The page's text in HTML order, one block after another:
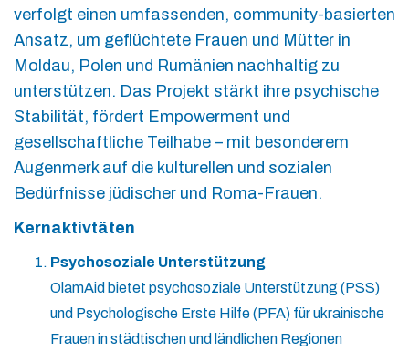
verfolgt einen umfassenden, community-basierten
Ansatz, um geflüchtete Frauen und Mütter in
Moldau, Polen und Rumänien nachhaltig zu
unterstützen. Das Projekt stärkt ihre psychische
Stabilität, fördert Empowerment und
gesellschaftliche Teilhabe – mit besonderem
Augenmerk auf die kulturellen und sozialen
Bedürfnisse jüdischer und Roma-Frauen.
Kernaktivtäten
Psychosoziale Unterstützung
OlamAid bietet psychosoziale Unterstützung (PSS)
und Psychologische Erste Hilfe (PFA) für ukrainische
Frauen in städtischen und ländlichen Regionen